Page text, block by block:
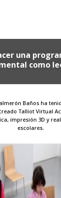
una
como
Baños ha
Talliot Virtual
impresión 3D y
escolares.